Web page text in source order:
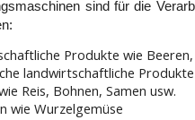
sind für die
Produkte wie
landwirtschaftliche
Reis, Bohnen, Samen usw.
wie Wurzelgemüse